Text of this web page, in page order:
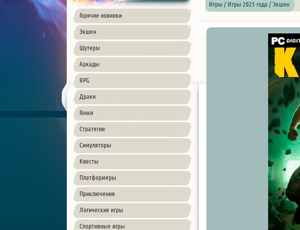
Горячие новинки
Экшен
Шутеры
Аркады
RPG
Драки
Гонки
Стратегии
Симуляторы
Квесты
Платформеры
Приключения
Логические игры
Спортивные игры
Игры / Игры 2025 года / Экшен